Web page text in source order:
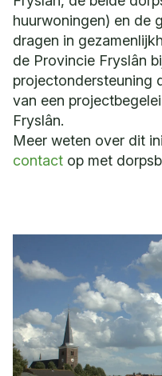
huurwoningen) en de
dragen in
de Provincie Fryslân
projectondersteuning
van een
Fryslân.
Meer weten over dit
contact op met